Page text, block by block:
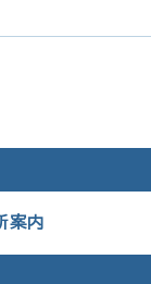
案内